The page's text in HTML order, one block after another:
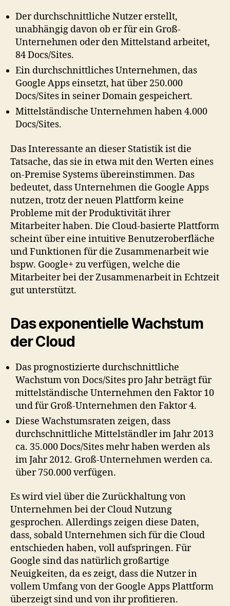
Der durchschnittliche Nutzer erstellt,
unabhängig davon ob er für ein Groß-
Unternehmen oder den Mittelstand arbeitet,
84 Docs/Sites.
Ein durchschnittliches Unternehmen, das
Google Apps einsetzt, hat über 250.000
Docs/Sites in seiner Domain gespeichert.
Mittelständische Unternehmen haben 4.000
Docs/Sites.
Das Interessante an dieser Statistik ist die
Tatsache, das sie in etwa mit den Werten eines
on-Premise Systems übereinstimmen. Das
bedeutet, dass Unternehmen die Google Apps
nutzen, trotz der neuen Plattform keine
Probleme mit der Produktivität ihrer
Mitarbeiter haben. Die Cloud-basierte Plattform
scheint über eine intuitive Benutzeroberfläche
und Funktionen für die Zusammenarbeit wie
bspw. Google+ zu verfügen, welche die
Mitarbeiter bei der Zusammenarbeit in Echtzeit
gut unterstützt.
Das exponentielle Wachstum
der Cloud
Das prognostizierte durchschnittliche
Wachstum von Docs/Sites pro Jahr beträgt für
mittelständische Unternehmen den Faktor 10
und für Groß-Unternehmen den Faktor 4.
Diese Wachstumsraten zeigen, dass
durchschnittliche Mittelständler im Jahr 2013
ca. 35.000 Docs/Sites mehr haben werden als
im Jahr 2012. Groß-Unternehmen werden ca.
über 750.000 verfügen.
Es wird viel über die Zurückhaltung von
Unternehmen bei der Cloud Nutzung
gesprochen. Allerdings zeigen diese Daten,
dass, sobald Unternehmen sich für die Cloud
entschieden haben, voll aufspringen. Für
Google sind das natürlich großartige
Neuigkeiten, da es zeigt, dass die Nutzer in
vollem Umfang von der Google Apps Plattform
überzeigt sind und von ihr profitieren.